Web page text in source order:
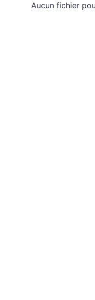
Aucun fichier